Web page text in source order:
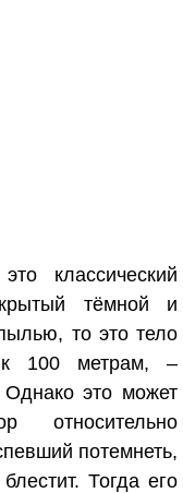
классический
тёмной и
то это тело
100 метрам, –
это может
относительно
потемнеть,
Тогда его